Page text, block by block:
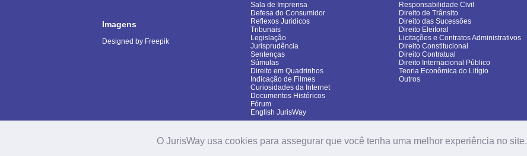
O JurisWay usa cookies para assegurar que você tenha uma melhor experiência no site.
Imagens
Designed by Freepik
Sala de Imprensa
Defesa do Consumidor
Reflexos Jurídicos
Tribunais
Legislação
Jurisprudência
Sentenças
Súmulas
Direito em Quadrinhos
Indicação de Filmes
Curiosidades da Internet
Documentos Históricos
Fórum
English JurisWay
Responsabilidade Civil
Direito de Trânsito
Direito das Sucessões
Direito Eleitoral
Licitações e Contratos Administrativos
Direito Constitucional
Direito Contratual
Direito Internacional Público
Teoria Econômica do Litígio
Outros
Copyright (c) 2006-2026. JurisWay - Todos os direitos reservados